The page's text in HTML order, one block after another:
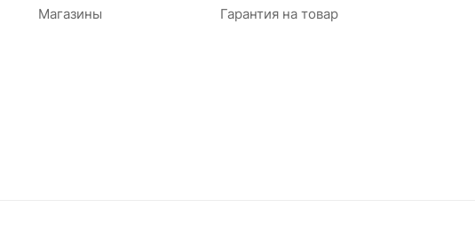
Магазины
Гарантия на товар